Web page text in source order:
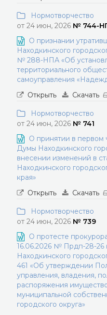
Нормотворчество
от 24 июн, 2026 № 744-
О признании
Находкинского
№ 288-НПА «Об
территориального
самоуправления
Открыть
Скачать
Нормотворчество
от 24 июн, 2026 № 741
О принятии в первом
Думы Находкинского
внесении изменений в
Находкинского
края»
Открыть
Скачать
Нормотворчество
от 24 июн, 2026 № 739
О протесте
16.06.2026 № Прдп-28-
Находкинского
461 «Об утверждении
управления, владения,
распоряжения
муниципальной
городского округа»